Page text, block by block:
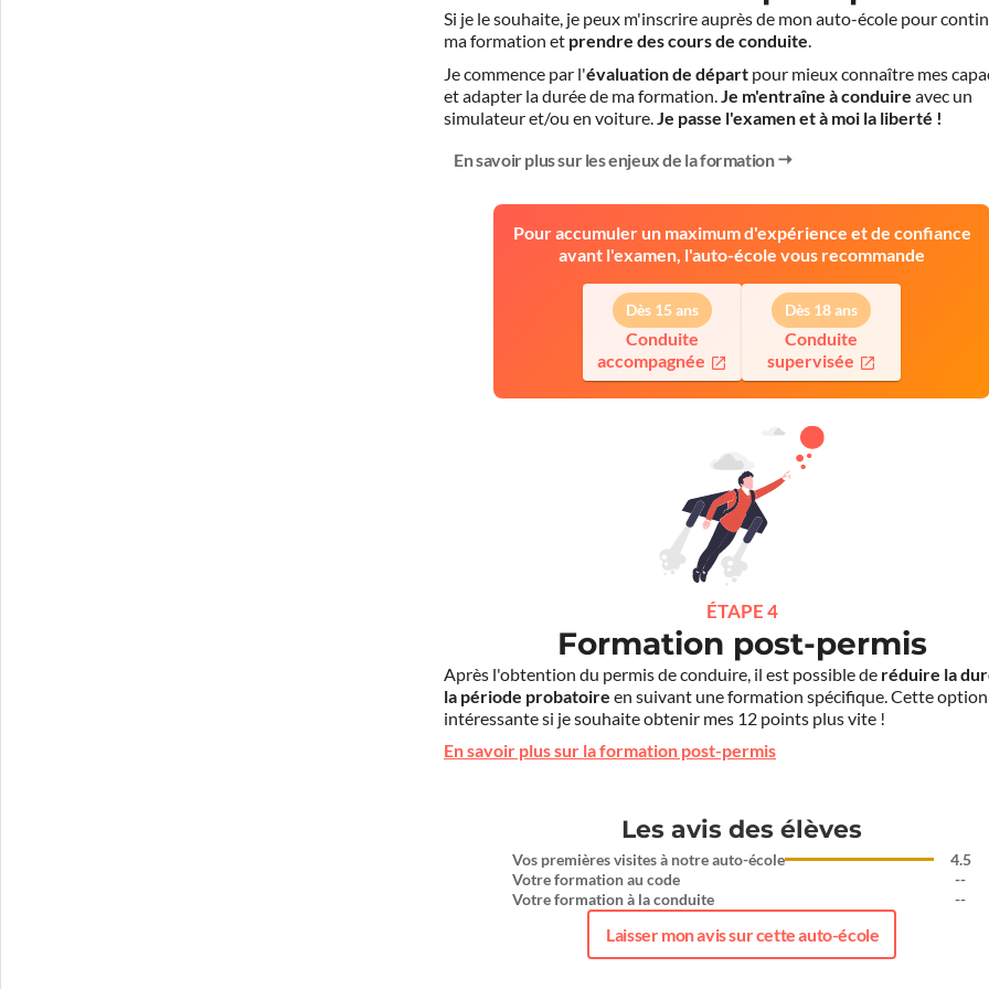
Si je le souhaite, je peux m'inscrire auprès de mon auto-école pour
ma formation et prendre des cours de conduite.
Je commence par l'évaluation de départ pour mieux connaître mes
et adapter la durée de ma formation.Je m'entraîne à conduire avec un
simulateur et/ou en voiture.Je passe l'examen et à moi la liberté !
En savoir plus sur les enjeux de la formation
Pour accumuler un maximum d'expérience et de confiance
avant l'examen, l'auto-école vous recommande
Dès 15 ans
Conduite
accompagnée
Dès 18 ans
Conduite
supervisée
ÉTAPE 4
Formation post-permis
Après l'obtention du permis de conduire, il est possible de réduire la
la période probatoire en suivant une formation spécifique. Cette
intéressante si je souhaite obtenir mes 12 points plus vite !
En savoir plus sur la formation post-permis
Les avis des élèves
Vos premières visites à notre auto-école
Votre formation au code
Votre formation à la conduite
4.5
--
--
Laisser mon avis sur cette auto-école